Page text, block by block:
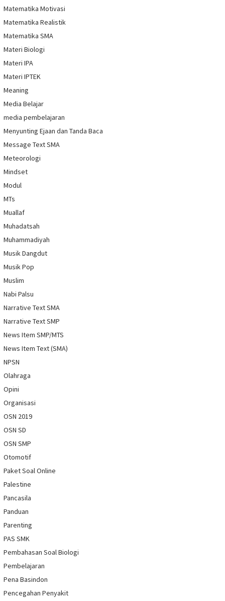
Matematika Motivasi
Matematika Realistik
Matematika SMA
Materi Biologi
Materi IPA
Materi IPTEK
Meaning
Media Belajar
media pembelajaran
Menyunting Ejaan dan Tanda Baca
Message Text SMA
Meteorologi
Mindset
Modul
MTs
Muallaf
Muhadatsah
Muhammadiyah
Musik Dangdut
Musik Pop
Muslim
Nabi Palsu
Narrative Text SMA
Narrative Text SMP
News Item SMP/MTS
News Item Text (SMA)
NPSN
Olahraga
Opini
Organisasi
OSN 2019
OSN SD
OSN SMP
Otomotif
Paket Soal Online
Palestine
Pancasila
Panduan
Parenting
PAS SMK
Pembahasan Soal Biologi
Pembelajaran
Pena Basindon
Pencegahan Penyakit